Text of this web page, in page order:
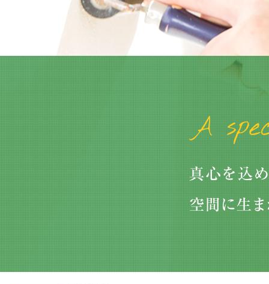
2026/01/04
大掃除をしてわかった、浴室の窓にはフッ素コー
トのブラインド…
2026/05/09
中東情勢の緊迫化による、価格改定があります。